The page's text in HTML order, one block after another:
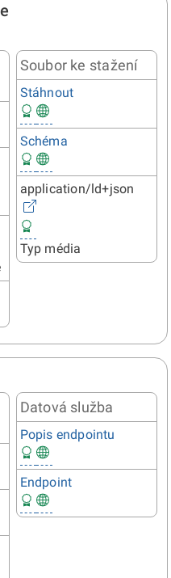
Soubor ke stažení
Stáhnout
Schéma
application/ld+json
Typ média
Datová služba
Popis endpointu
Endpoint